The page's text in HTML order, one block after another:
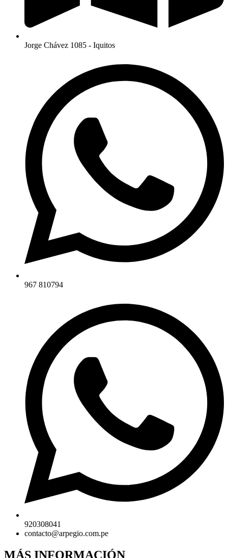
Jorge Chávez 1085 - Iquitos
967 810794
920308041
contacto@arpegio.com.pe
MÁS INFORMACIÓN